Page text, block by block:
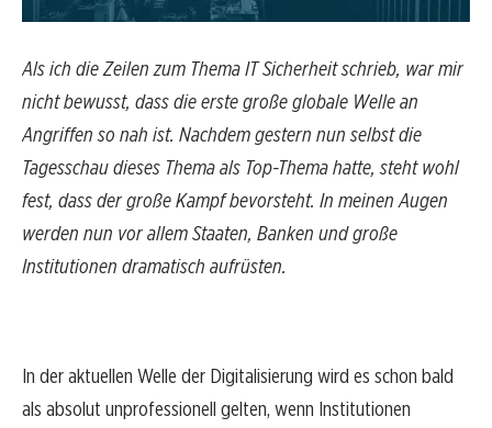
Als ich die Zeilen zum Thema IT Sicherheit schrieb, war mir
nicht bewusst, dass die erste große globale Welle an
Angriffen so nah ist. Nachdem gestern nun selbst die
Tagesschau dieses Thema als Top-Thema hatte, steht wohl
fest, dass der große Kampf bevorsteht. In meinen Augen
werden nun vor allem Staaten, Banken und große
Institutionen dramatisch aufrüsten.
In der aktuellen Welle der Digitalisierung wird es schon bald
als absolut unprofessionell gelten, wenn Institutionen